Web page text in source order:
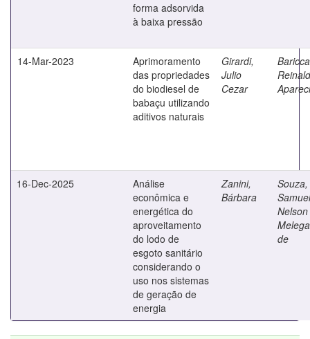
forma adsorvida
à baixa pressão
14-Mar-2023
Aprimoramento
das propriedades
do biodiesel de
babaçu utilizando
aditivos naturais
Girardi,
Julio
Cezar
16-Dec-2025
Análise
econômica e
energética do
aproveitamento
do lodo de
esgoto sanitário
considerando o
uso nos sistemas
de geração de
energia
Zanini,
Bárbara
Souza,
Samuel
Nelson
de